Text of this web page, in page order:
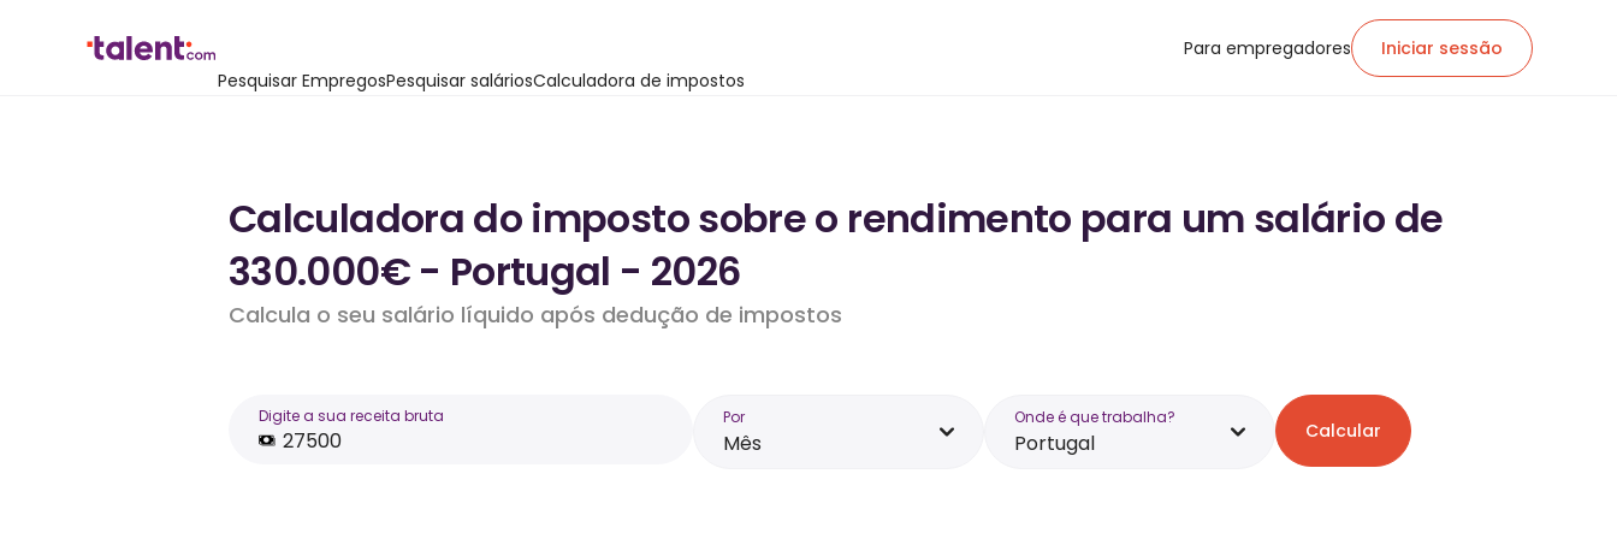
Pesquisar EmpregosPesquisar saláriosCalculadora de impostos
Para empregadores Iniciar sessão
Calculadora do imposto sobre o rendimento para um salário de
330.000€ - Portugal - 2026
Calcula o seu salário líquido após dedução de impostos
Digite a sua receita bruta Por
Mês
Onde é que trabalha?
Portugal Calcular